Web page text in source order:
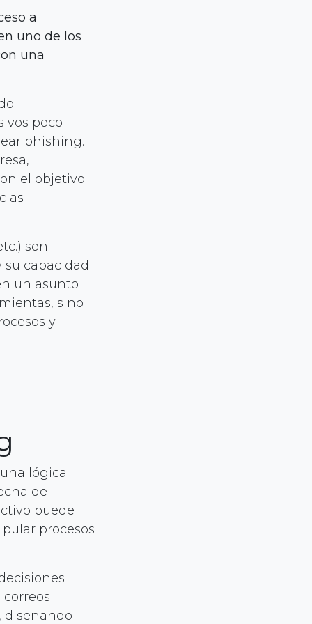
a
uno de los
una
poco
phishing.
el objetivo
son
capacidad
un asunto
sino
y
lógica
de
puede
procesos
diseñando